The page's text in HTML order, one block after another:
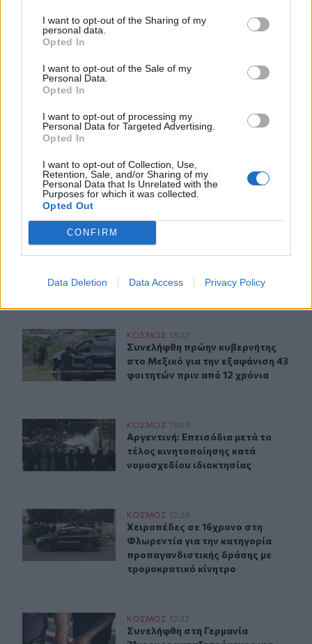
I want to opt-out of the Sharing of my
personal data.
Opted In
I want to opt-out of the Sale of my
Personal Data.
Opted In
I want to opt-out of processing my
Personal Data for Targeted Advertising.
Opted In
I want to opt-out of Collection, Use,
Retention, Sale, and/or Sharing of my
Personal Data that Is Unrelated with the
Purposes for which it was collected.
Opted Out
CONFIRM
Data Deletion Data Access Privacy Policy
ΠΕΡΙΣΣΟΤΕΡΑ
ΣΧΕΤΙΚA AΡΘΡΑ
Βρετανία: Επεισόδια σε
Βρετανία: Επεισόδια σε
διαδήλωση κατά των
μεταναστών
Νέο πρόστιμο $567 εκατ. στη Meta για βλάβες στην
ΚΟΣΜΟΣ
Νέο πρόστιμο $567 εκατ. στη Meta
Νέο πρόστιμο $567 εκατ. στη
υγεία των παιδιών
Συνελήφθη πρώην κυβερνήτης στο Μεξικό για την
ΚΟΣΜΟΣ 13:22
Συνελήφθη πρώην κυβερνήτης στο
Συνελήφθη πρώην κυβερνήτης
στο Μεξικό για την εξαφάνιση 43
φοιτητών πριν από 12 χρόνια
Αργεντινή: Επεισόδια μετά το τέλος κινητοποίησης
ΚΟΣΜΟΣ 13:03
Αργεντινή: Επεισόδια μετά το
Αργεντινή: Επεισόδια μετά το
τέλος κινητοποίησης κατά
νομοσχεδίου ιδιοκτησίας
Xειροπέδες σε 16χρονο στη Φλωρεντία για την
ΚΟΣΜΟΣ 12:39
Xειροπέδες σε 16χρονο στη
Xειροπέδες σε 16χρονο στη
Φλωρεντία για την κατηγορία
προπαγανδιστικής δράσης με
τρομοκρατικό κίνητρο
Συνελήφθη στη Γερμανία 31χρονος καταζητούμενος
ΚΟΣΜΟΣ 12:32
Συνελήφθη στη Γερμανία 31χρονος
Συνελήφθη στη Γερμανία